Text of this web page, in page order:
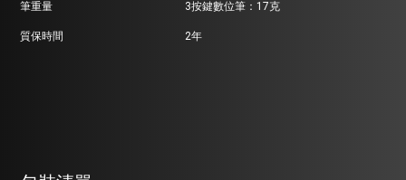
筆重量 3按鍵數位筆：17克
質保時間 2年